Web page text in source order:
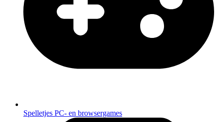
Spelletjes PC- en browsergames